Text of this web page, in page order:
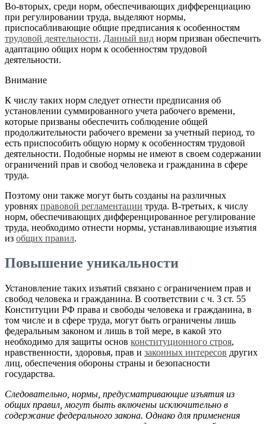
Во-вторых, среди норм, обеспечивающих дифференциацию
при регулировании труда, выделяют нормы,
приспосабливающие общие предписания к особенностям
трудовой деятельности. Данный вид норм призван обеспечить
адаптацию общих норм к особенностям трудовой
деятельности.
Внимание
К числу таких норм следует отнести предписания об
установлении суммированного учета рабочего времени,
которые призваны обеспечить соблюдение общей
продолжительности рабочего времени за учетный период, то
есть приспособить общую норму к особенностям трудовой
деятельности. Подобные нормы не имеют в своем содержании
ограничений прав и свобод человека и гражданина в сфере
труда.
Поэтому они также могут быть созданы на различных
уровнях правовой регламентации труда. В-третьих, к числу
норм, обеспечивающих дифференцированное регулирование
труда, необходимо отнести нормы, устанавливающие изъятия
из общих правил.
Повышение уникальности
Установление таких изъятий связано с ограничением прав и
свобод человека и гражданина. В соответствии с ч. 3 ст. 55
Конституции РФ права и свободы человека и гражданина, в
том числе и в сфере труда, могут быть ограничены лишь
федеральным законом и лишь в той мере, в какой это
необходимо для защиты основ конституционного строя,
нравственности, здоровья, прав и законных интересов других
лиц, обеспечения обороны страны и безопасности
государства.
Следовательно, нормы, предусматривающие изъятия из
общих правил, могут быть включены исключительно в
содержание федерального закона. Однако для применения